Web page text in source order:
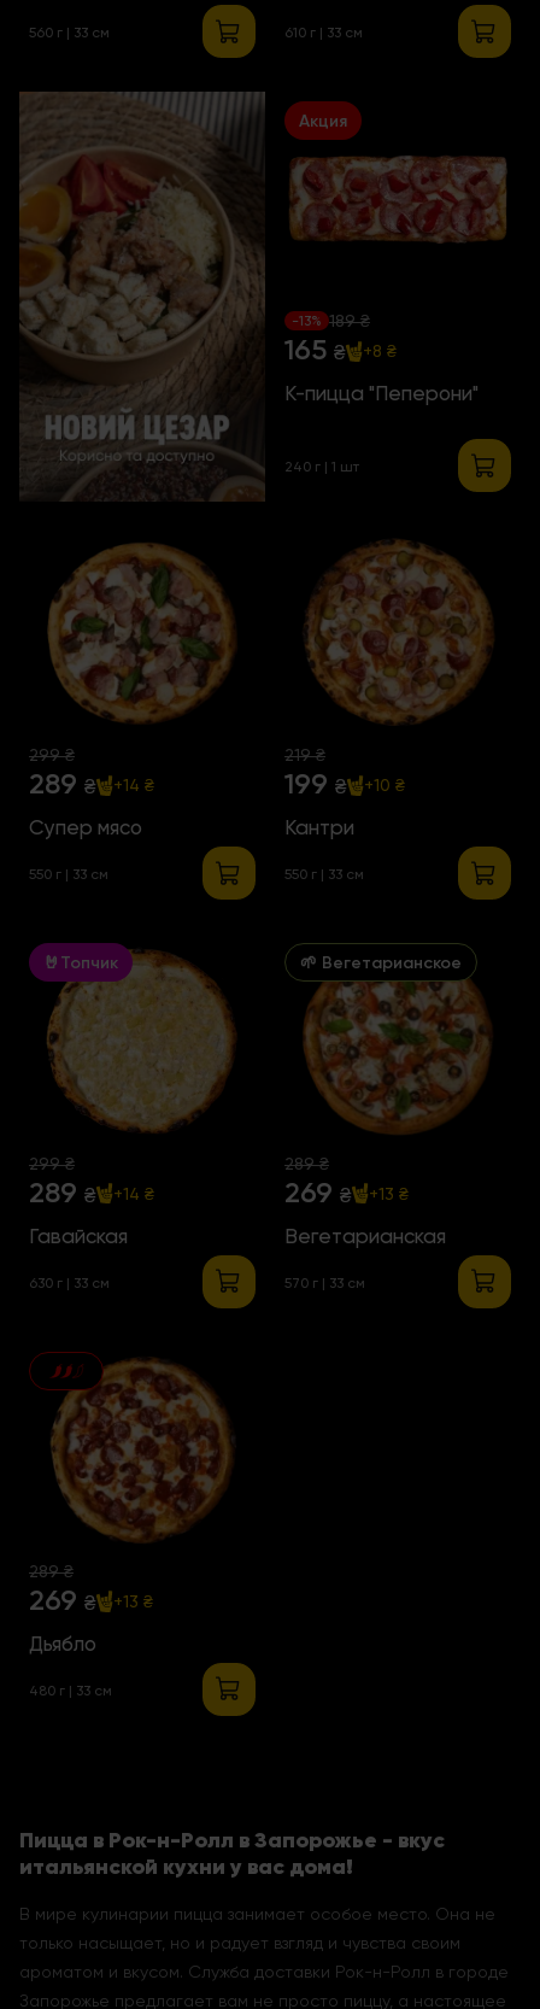
560 г | 33 см 610 г | 33 см
Акция
-13% 189 ₴
165 ₴ +8 ₴
К-пицца "Пеперони"
240 г | 1 шт
299 ₴
289 ₴ +14 ₴
Супер мясо
550 г | 33 см
219 ₴
199 ₴ +10 ₴
Кантри
550 г | 33 см
🤘Топчик
299 ₴
289 ₴ +14 ₴
Гавайская
630 г | 33 см
🌱 Вегетарианское
289 ₴
269 ₴ +13 ₴
Вегетарианская
570 г | 33 см
289 ₴
269 ₴ +13 ₴
Дьябло
480 г | 33 см
Пицца в Рок-н-Ролл в Запорожье - вкус
итальянской кухни у вас дома!
В мире кулинарии пицца занимает особое место. Она не
только насыщает, но и радует взгляд и чувства своим
ароматом и вкусом. Служба доставки Рок-н-Ролл в городе
Запорожье предлагает вам не просто пиццу, а настоящее